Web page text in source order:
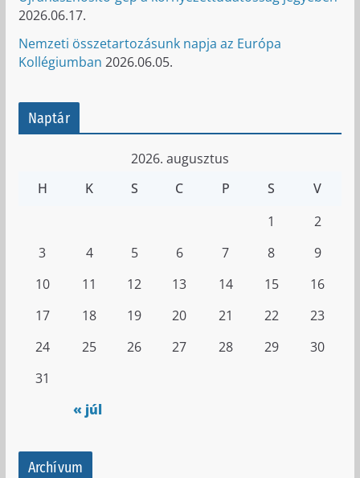
2026.06.17.
Nemzeti összetartozásunk napja az Európa
Kollégiumban 2026.06.05.
Naptár
2026. augusztus
H
K S C P S V
« júl
1
2
3
4 5 6 7 8
9
10
11 12 13 14 15
16
17
18 19 20 21 22
23
24
25 26 27 28 29
30
31
Archívum